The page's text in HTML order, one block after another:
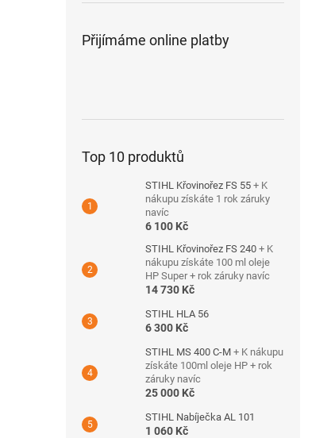
Přijímáme online platby
Top 10 produktů
STIHL Křovinořez FS 55 + K
nákupu získáte 1 rok záruky
navíc
6 100 Kč
STIHL Křovinořez FS 240 + K
nákupu získáte 100 ml oleje
HP Super + rok záruky navíc
14 730 Kč
STIHL HLA 56
6 300 Kč
STIHL MS 400 C-M + K nákupu
získáte 100ml oleje HP + rok
záruky navíc
25 000 Kč
STIHL Nabíječka AL 101
1 060 Kč